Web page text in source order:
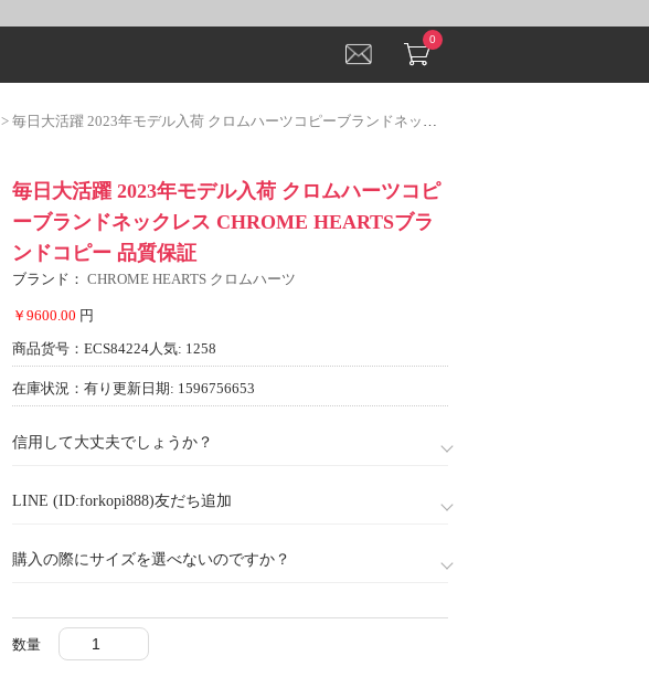
0
> 毎日大活躍 2023年モデル入荷 クロムハーツコピーブランドネックレス CHROME HEARTSブランドコピー 品質保証
毎日大活躍 2023年モデル入荷 クロムハーツコピ
ーブランドネックレス CHROME HEARTSブラ
ンドコピー 品質保証
ブランド： CHROME HEARTS クロムハーツ
￥9600.00 円
商品货号：ECS84224人気: 1258
在庫状況：有り 更新日期: 1596756653
信用して大丈夫でしょうか？
LINE (ID:forkopi888)友だち追加
購入の際にサイズを選べないのですか？
数量